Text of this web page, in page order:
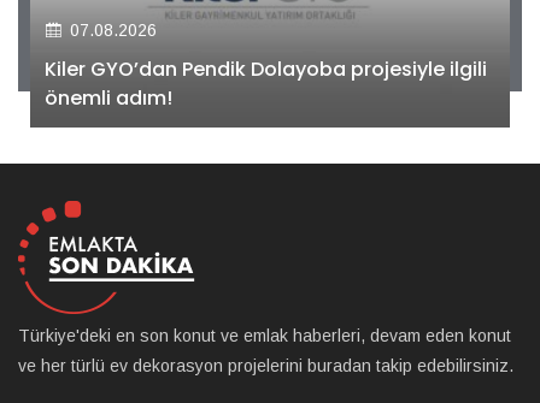
07.08.2026
Kiler GYO’dan Pendik Dolayoba projesiyle ilgili
önemli adım!
Türkiye'deki en son konut ve emlak haberleri, devam eden konut
ve her türlü ev dekorasyon projelerini buradan takip edebilirsiniz.